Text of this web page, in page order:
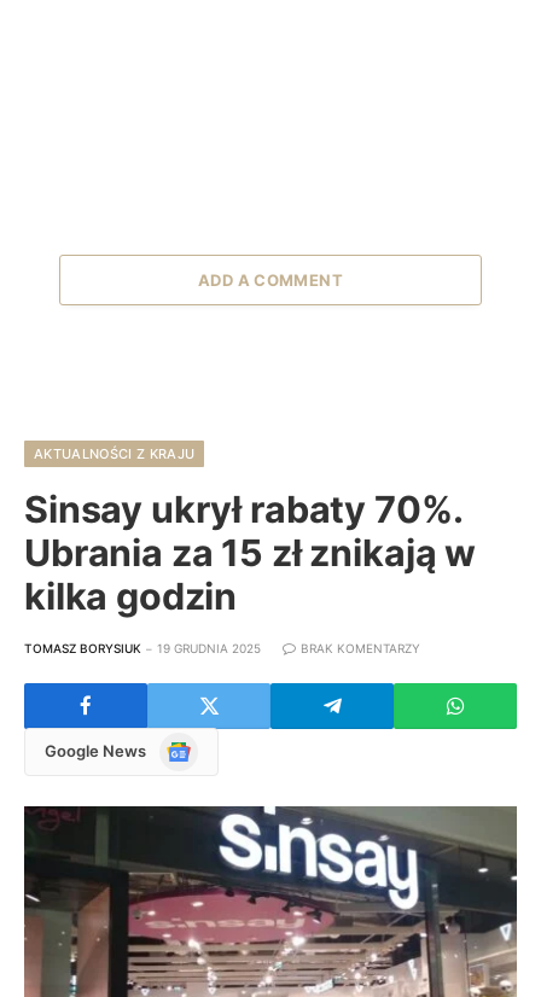
ADD A COMMENT
AKTUALNOŚCI Z KRAJU
Sinsay ukrył rabaty 70%.
Ubrania za 15 zł znikają w
kilka godzin
TOMASZ BORYSIUK 19 GRUDNIA 2025 BRAK KOMENTARZY
Google News
Google